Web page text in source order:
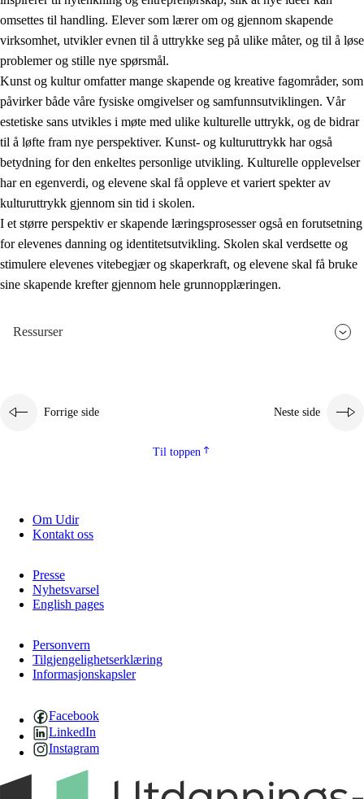
omsettes til handling. Elever som lærer om og gjennom skapende
virksomhet, utvikler evnen til å uttrykke seg på ulike måter, og til å løse
problemer og stille nye spørsmål.
Kunst og kultur omfatter mange skapende og kreative fagområder, som
påvirker både våre fysiske omgivelser og samfunnsutviklingen. Vår
estetiske sans utvikles i møte med ulike kulturelle uttrykk, og de bidrar
til å løfte fram nye perspektiver. Kunst- og kulturuttrykk har også
betydning for den enkeltes personlige utvikling. Kulturelle opplevelser
har en egenverdi, og elevene skal få oppleve et variert spekter av
kulturuttrykk gjennom sin tid i skolen.
I et større perspektiv er skapende læringsprosesser også en forutsetning
for elevenes danning og identitetsutvikling. Skolen skal verdsette og
stimulere elevenes vitebegjær og skaperkraft, og elevene skal få bruke
sine skapende krefter gjennom hele grunnopplæringen.
Ressurser
Forrige side Neste side
Til toppen
Om Udir
Kontakt oss
Presse
Nyhetsvarsel
English pages
Personvern
Tilgjengelighetserklæring
Informasjonskapsler
Facebook
LinkedIn
Instagram